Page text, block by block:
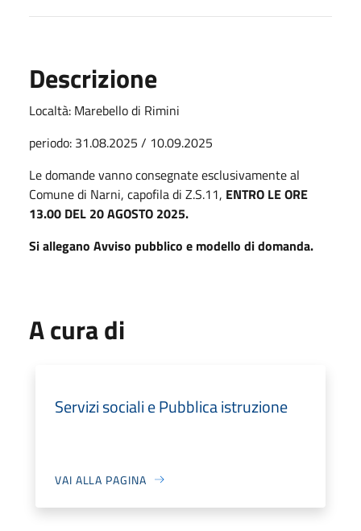
Descrizione
Localtà: Marebello di Rimini
periodo: 31.08.2025 / 10.09.2025
Le domande vanno consegnate esclusivamente al
Comune di Narni, capofila di Z.S.11, ENTRO LE ORE
13.00 DEL 20 AGOSTO 2025.
Si allegano Avviso pubblico e modello di domanda.
A cura di
Servizi sociali e Pubblica istruzione
VAI ALLA PAGINA